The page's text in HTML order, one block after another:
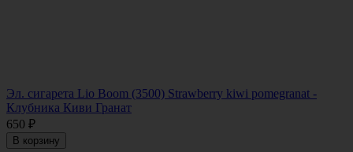
Эл. сигарета Lio Boom (3500) Strawberry kiwi pomegranat -
Клубника Киви Гранат
650 ₽
В корзину